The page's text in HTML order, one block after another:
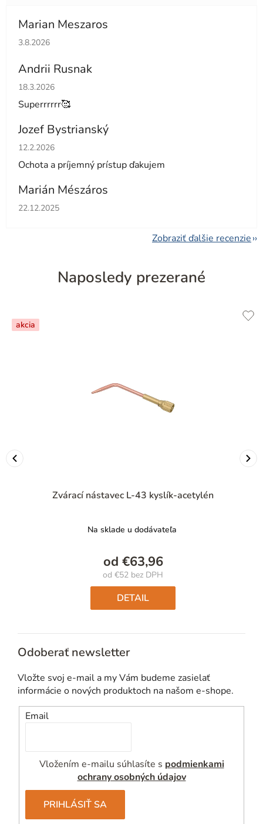
Marian Meszaros
Hodnotenie obchodu je 5 z 5 hviezdičiek.
3.8.2026
Andrii Rusnak
Hodnotenie obchodu je 5 z 5 hviezdičiek.
18.3.2026
Superrrrrr🥰
Jozef Bystrianský
Hodnotenie obchodu je 5 z 5 hviezdičiek.
12.2.2026
Ochota a príjemný prístup ďakujem
Marián Mészáros
Hodnotenie obchodu je 5 z 5 hviezdičiek.
22.12.2025
Zobraziť ďalšie recenzie
Naposledy prezerané
akcia
Zvárací nástavec L-43 kyslík-acetylén
Na sklade u dodávateľa
od €63,96
od €52 bez DPH
Jednotková
cena:
DETAIL
Odoberať newsletter
Vložte svoj e-mail a my Vám budeme zasielať
informácie o nových produktoch na našom e-shope.
Email
Vložením e-mailu súhlasíte s podmienkami
ochrany osobných údajov
PRIHLÁSIŤ SA